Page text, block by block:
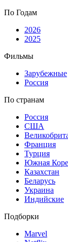
По Годам
2026
2025
Фильмы
Зарубежные
Россия
По странам
Россия
США
Франция
Турция
Южная
Казахстан
Беларусь
Украина
Индийские
Подборки
Marvel